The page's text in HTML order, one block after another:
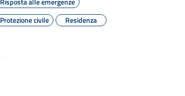
Protezione civile
Residenza